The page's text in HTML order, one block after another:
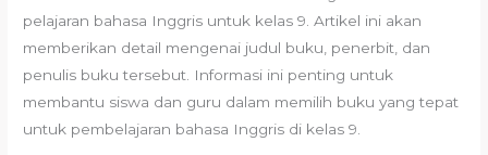
pelajaran bahasa Inggris untuk kelas 9. Artikel ini akan
memberikan detail mengenai judul buku, penerbit, dan
penulis buku tersebut. Informasi ini penting untuk
membantu siswa dan guru dalam memilih buku yang tepat
untuk pembelajaran bahasa Inggris di kelas 9.